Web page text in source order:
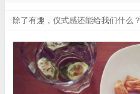
除了有趣，仪式感还能给我们什么？